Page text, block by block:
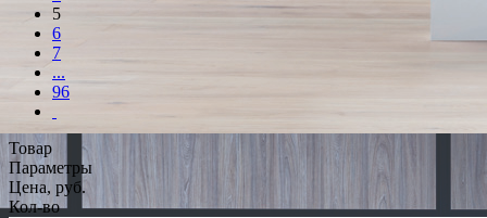
5
6
7
...
96
Товар
Параметры
Цена, руб.
Кол-во